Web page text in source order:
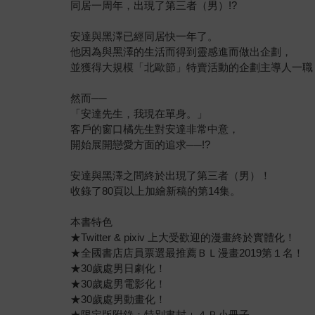
同居一周年，出現了第三者（男）!?
安達與黑澤已經同居快一年了。
他因為與黑澤的生活而得到靈感進而做出企劃，
並獲得大規模「北歐節」特賣活動的企劃主導人一職
然而──
「安達先生，我現在單身。」
客戶的窗口橘先生對安達非常中意，
開始展開戀愛方面的追求──!?
安達與黑澤之間終於出現了第三者（男）！
收錄了80頁以上加繪新稿的第14集。
本書特色
★Twitter & pixiv 上大受歡迎的漫畫終於實體化！
★全國書店店員票選最推薦ＢＬ漫畫2019第１名！
★30歲處男日劇化！
★30歲處男電影化！
★30歲處男動畫化！